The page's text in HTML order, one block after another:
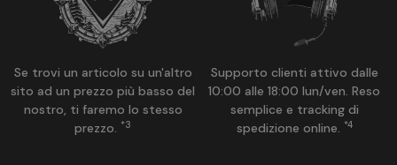
Se trovi un articolo su un'altro
sito ad un prezzo più basso del
nostro, ti faremo lo stesso
prezzo. *3
Supporto clienti attivo dalle
10:00 alle 18:00 lun/ven. Reso
semplice e tracking di
spedizione online. *4